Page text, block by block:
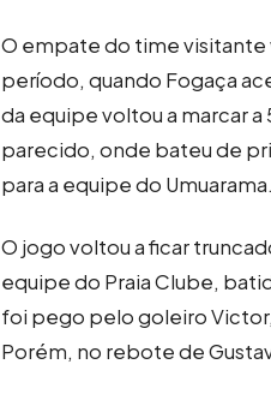
O empate do time visitante
período, quando Fogaça
da equipe voltou a marcar
parecido, onde bateu de
para a equipe do Umuarama.
O jogo voltou a ficar
equipe do Praia Clube,
foi pego pelo goleiro
Porém, no rebote de